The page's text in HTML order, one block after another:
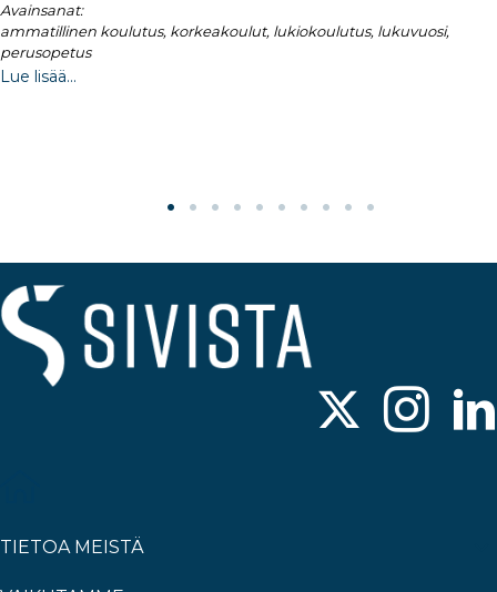
Avainsanat:
ammatillinen koulutus, korkeakoulut, lukiokoulutus, lukuvuosi,
perusopetus
Lue lisää...
TIETOA MEISTÄ